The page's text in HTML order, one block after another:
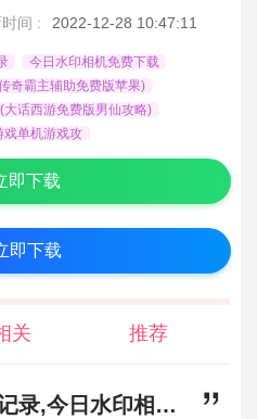
间 : 2022-12-28 10:47:11
今日水印相机免费下载
奇霸主辅助免费版苹果)
话西游免费版男仙攻略)
戏单机游戏攻
即下载
即下载
关 推荐
今日相机,相机,记录,今日水印相机免费下载